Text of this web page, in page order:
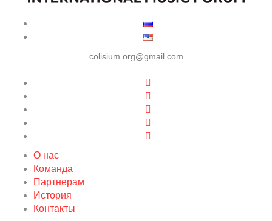
colisium.org@gmail.com
О нас
Команда
Партнерам
История
Контакты